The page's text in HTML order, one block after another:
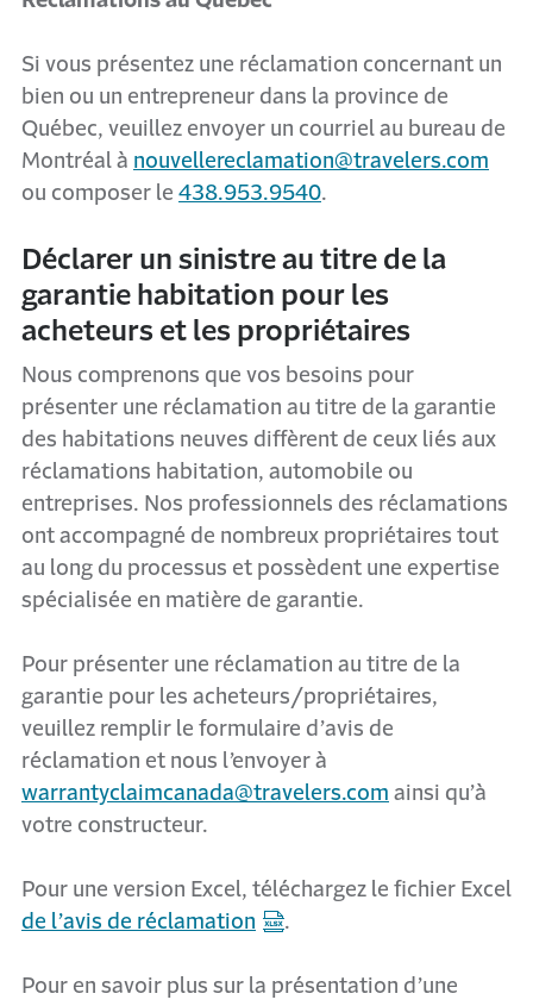
Si vous présentez une réclamation concernant un
bien ou un entrepreneur dans la province de
Québec, veuillez envoyer un courriel au bureau de
Montréal à nouvellereclamation@travelers.com
ou composer le 438.953.9540.
Déclarer un sinistre au titre de la
garantie habitation pour les
acheteurs et les propriétaires
Nous comprenons que vos besoins pour
présenter une réclamation au titre de la garantie
des habitations neuves diffèrent de ceux liés aux
réclamations habitation, automobile ou
entreprises. Nos professionnels des réclamations
ont accompagné de nombreux propriétaires tout
au long du processus et possèdent une expertise
spécialisée en matière de garantie.
Pour présenter une réclamation au titre de la
garantie pour les acheteurs/propriétaires,
veuillez remplir le formulaire d’avis de
réclamation et nous l’envoyer à
warrantyclaimcanada@travelers.com ainsi qu’à
votre constructeur.
Pour une version Excel, téléchargez le fichier Excel
de l’avis de réclamation
.
Pour en savoir plus sur la présentation d’une